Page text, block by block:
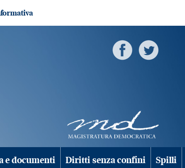
e documenti Diritti senza confini Spilli